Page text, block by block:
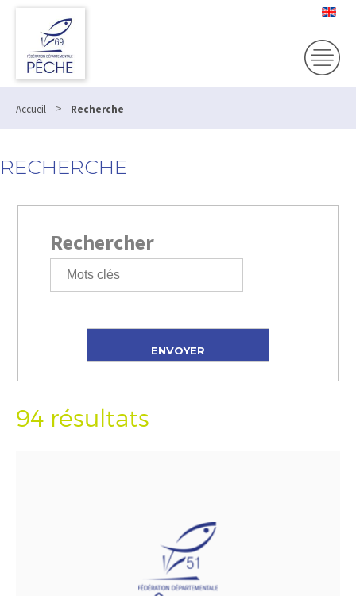
Accueil > Recherche
RECHERCHE
Rechercher
94 résultats